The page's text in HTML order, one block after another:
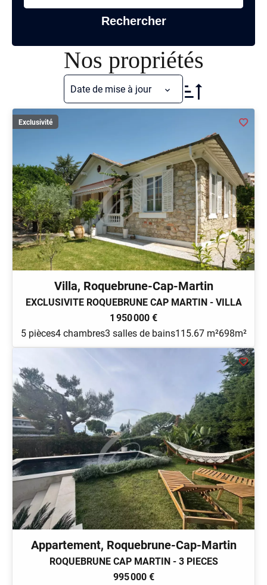
Rechercher
Nos propriétés
Date de mise à jour
Exclusivité
Villa, Roquebrune-Cap-Martin
EXCLUSIVITE ROQUEBRUNE CAP MARTIN - VILLA
1 950 000 €
5 pièces4 chambres3 salles de bains115.67 m²698m²
Appartement, Roquebrune-Cap-Martin
ROQUEBRUNE CAP MARTIN - 3 PIECES
995 000 €